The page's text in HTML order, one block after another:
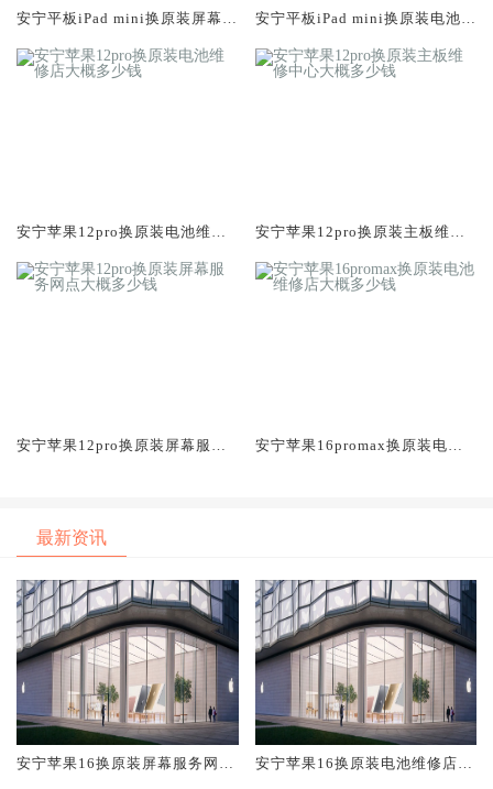
安宁平板iPad mini换原装屏幕服
安宁平板iPad mini换原装电池维
安宁苹果12pro换原装电池维修
安宁苹果12pro换原装主板维修
安宁苹果12pro换原装屏幕服务
安宁苹果16promax换原装电池
最新资讯
安宁苹果16换原装屏幕服务网点
安宁苹果16换原装电池维修店大